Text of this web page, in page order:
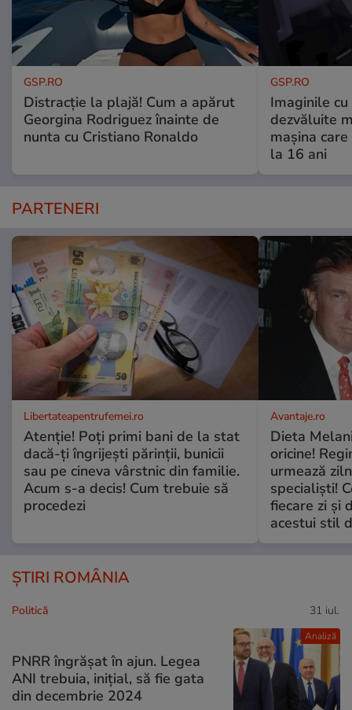
GSP.RO
Distracție la plajă! Cum a apărut
Georgina Rodriguez înainte de
nunta cu Cristiano Ronaldo
GSP.RO
Imaginile
dezvăluite
mașina
la 16 ani
PARTENERI
Libertateapentrufemei.ro
Atenție! Poți primi bani de la stat
dacă-ți îngrijești părinții, bunicii
sau pe cineva vârstnic din familie.
Acum s-a decis! Cum trebuie să
procedezi
Avantaje.ro
Dieta
oricine!
urmează
specialiști!
fiecare zi și
acestui stil
ȘTIRI ROMÂNIA
Analiză
Politică 31 iul.
PNRR îngrășat în ajun. Legea
ANI trebuia, inițial, să fie gata
din decembrie 2024